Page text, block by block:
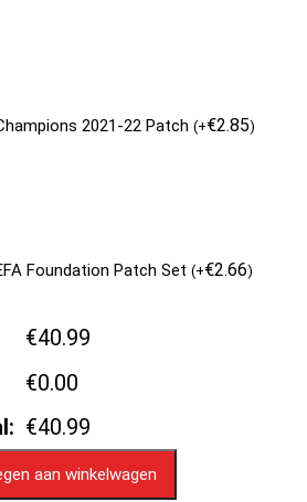
2021-22 Patch(+€2.85)
Foundation Patch Set(+€2.66)
€40.99
€0.00
€40.99
aan winkelwagen